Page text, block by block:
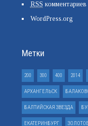
RSS комментариев
WordPress.org
Метки
200 300 400 2014
АРХАНГЕЛЬСК
БАЛТИЙСКАЯ ЗВЕЗДА
ЕКАТЕРИНБУРГ